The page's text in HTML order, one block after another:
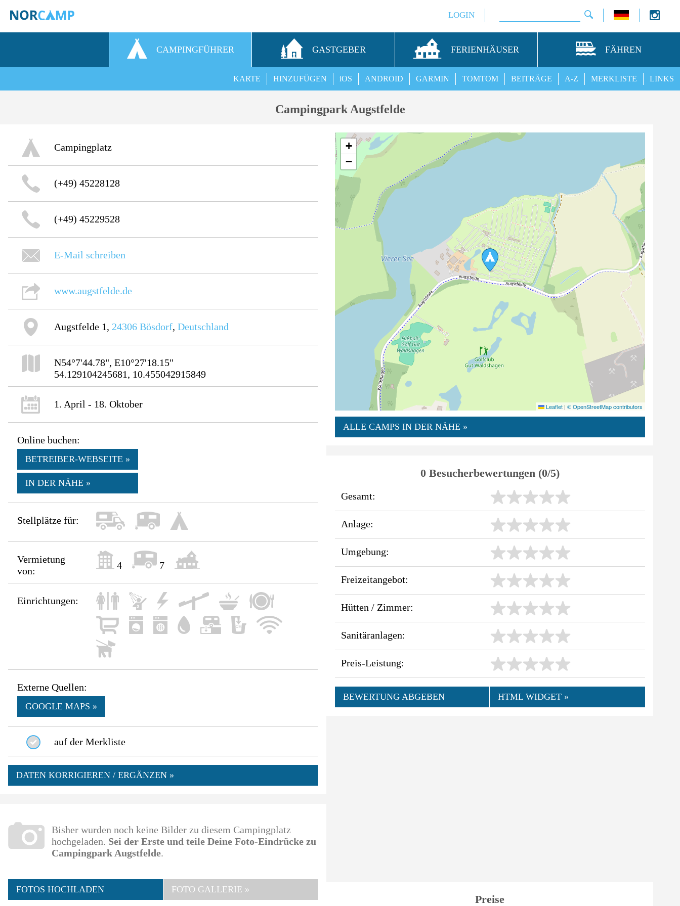
LOGIN
CAMPINGFÜHRER GASTGEBER FERIENHÄUSER FÄHREN
LINKS
MERKLISTE
A-Z
BEITRÄGE
TOMTOM
GARMIN
ANDROID
iOS
HINZUFÜGEN
KARTE
Campingpark Augstfelde
Campingplatz
(+49) 45228128
(+49) 45229528
E-Mail schreiben
www.augstfelde.de
Augstfelde 1, 24306 Bösdorf,Deutschland
N54°7'44.78", E10°27'18.15"
54.129104245681, 10.455042915849
1. April - 18. Oktober
Online buchen:
BETREIBER-WEBSEITE »
IN DER NÄHE »
Stellplätze für:
Vermietung
von:
4 7
Einrichtungen:
Externe Quellen:
GOOGLE MAPS »
auf der Merkliste
DATEN KORRIGIEREN / ERGÄNZEN »
Bisher wurden noch keine Bilder zu diesem Campingplatz
hochgeladen. Sei der Erste und teile Deine Foto-Eindrücke zu
Campingpark Augstfelde.
FOTOS HOCHLADEN FOTO GALLERIE »
+
−
Leaflet | © OpenStreetMap contributors
ALLE CAMPS IN DER NÄHE »
0 Besucherbewertungen (0/5)
Gesamt:
Anlage:
Umgebung:
Freizeitangebot:
Hütten / Zimmer:
Sanitäranlagen:
Preis-Leistung:
BEWERTUNG ABGEBEN HTML WIDGET »
Preise